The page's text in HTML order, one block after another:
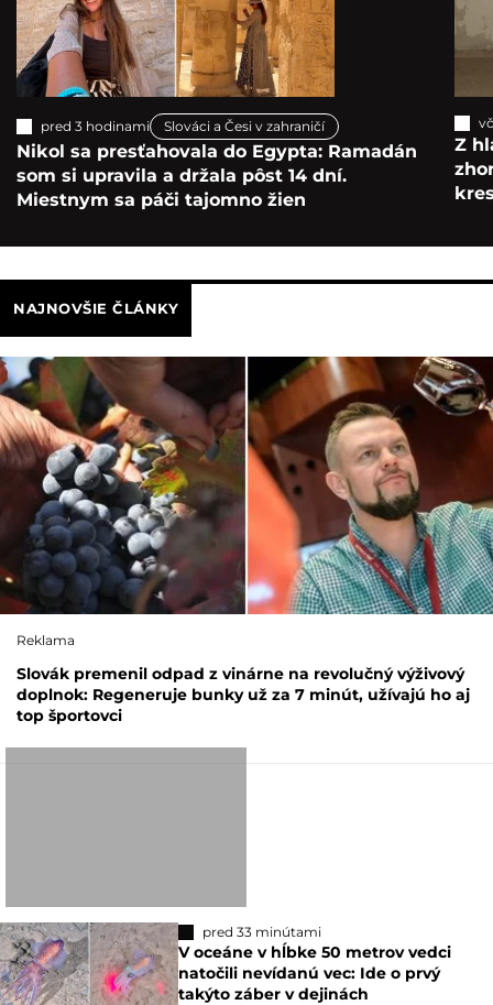
pred 3 hodinami Slováci a Česi v zahraničí
Nikol sa presťahovala do Egypta: Ramadán
som si upravila a držala pôst 14 dní.
Miestnym sa páči tajomno žien
Z
NAJNOVŠIE ČLÁNKY
Reklama
Slovák premenil odpad z vinárne na revolučný výživový
doplnok: Regeneruje bunky už za 7 minút, užívajú ho aj
top športovci
pred 33 minútami
V oceáne v hĺbke 50 metrov vedci
natočili nevídanú vec: Ide o prvý
takýto záber v dejinách